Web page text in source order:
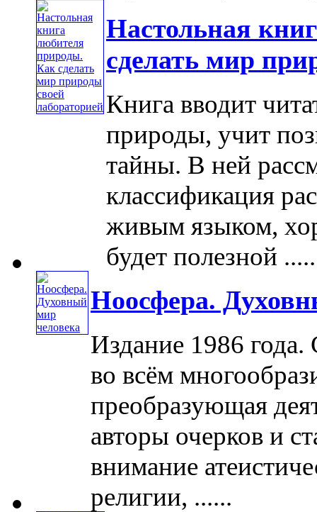
Настольная
сделать мир
Книга вводит
природы, учит
тайны. В ней
классификация
живым языком,
будет полезной
Ноосфера.
Издание 1986
во всём
преобразующая
авторы очерков и
внимание
религии, ......